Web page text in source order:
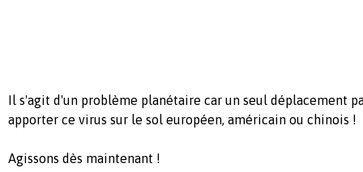
Il s'agit d'un problème planétaire car un seul déplacement
apporter ce virus sur le sol européen, américain ou chinois !
Agissons dès maintenant !